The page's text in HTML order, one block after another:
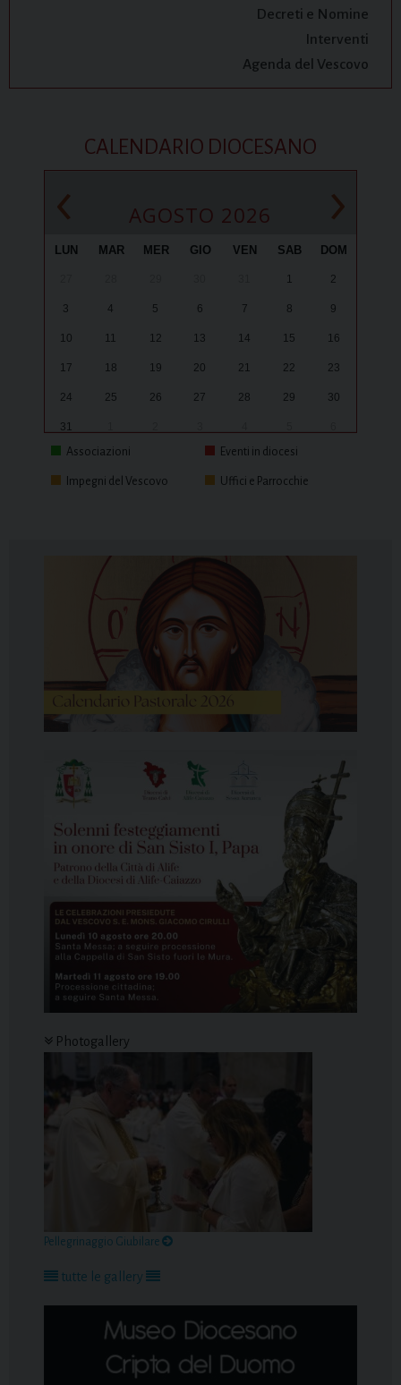
Decreti e Nomine
Interventi
Agenda del Vescovo
CALENDARIO DIOCESANO
‹ AGOSTO 2026 ›
LUN MAR MER GIO VEN SAB DOM
1 2
3 4 5 6 7 8 9
10 11 12 13 14 15 16
17 18 19 20 21 22 23
24 25 26 27 28 29 30
31
Associazioni
Eventi in diocesi
Impegni del Vescovo Uffici e Parrocchie
Photogallery
Pellegrinaggio Giubilare
tutte le gallery